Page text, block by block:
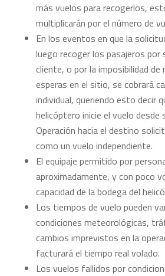
más vuelos para recogerlos,
multiplicarán por el número de
En los eventos en que la
luego recoger los pasajeros por
cliente, o por la imposibilidad de
esperas en el sitio, se cobrará
individual, queriendo esto decir
helicóptero inicie el vuelo desde
Operación hacia el destino
como un vuelo independiente.
El equipaje permitido por
aproximadamente, y con poco
capacidad de la bodega del
Los tiempos de vuelo pueden
condiciones meteorológicas,
cambios imprevistos en la
facturará el tiempo real volado.
Los vuelos fallidos por